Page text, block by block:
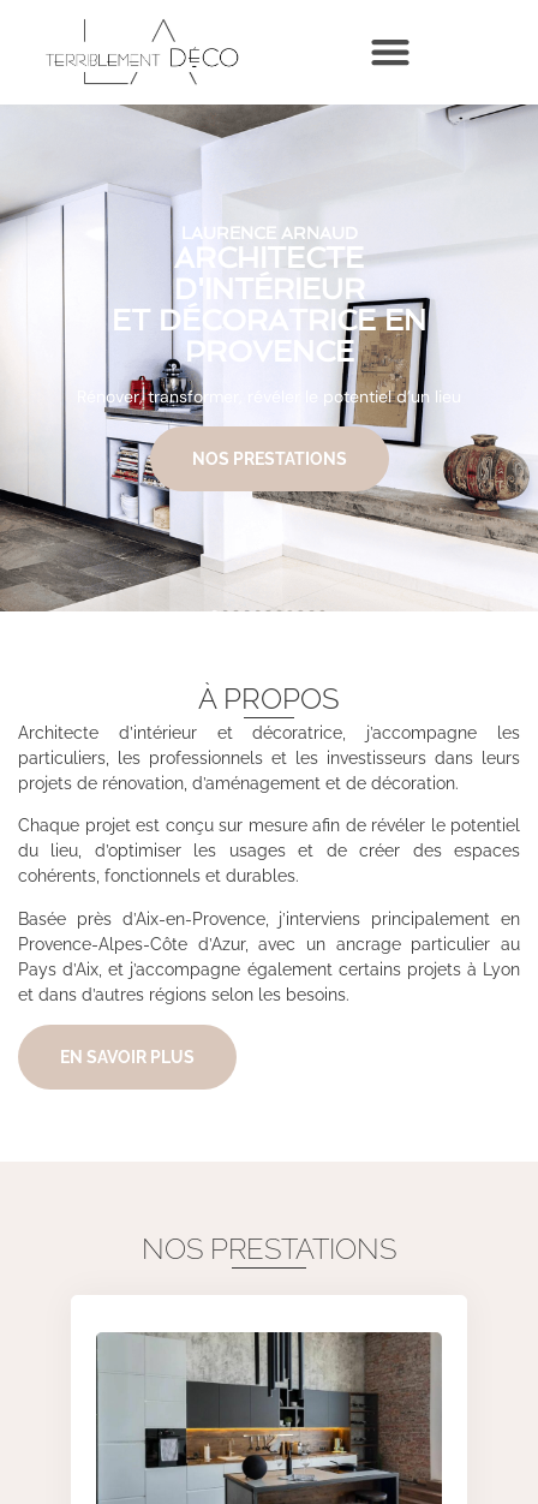
LAURENCE ARNAUD
ARCHITECTE
D'INTÉRIEUR
ET DÉCORATRICE EN
PROVENCE
Rénover, transformer, révéler le potentiel d’un lieu
NOS PRESTATIONS
À PROPOS
Architecte d’intérieur et décoratrice, j’accompagne les
particuliers, les professionnels et les investisseurs dans leurs
projets de rénovation, d’aménagement et de décoration.
Chaque projet est conçu sur mesure afin de révéler le potentiel
du lieu, d’optimiser les usages et de créer des espaces
cohérents, fonctionnels et durables.
Basée près d’Aix-en-Provence, j’interviens principalement en
Provence-Alpes-Côte d’Azur, avec un ancrage particulier au
Pays d’Aix, et j’accompagne également certains projets à Lyon
et dans d’autres régions selon les besoins.
EN SAVOIR PLUS
NOS PRESTATIONS